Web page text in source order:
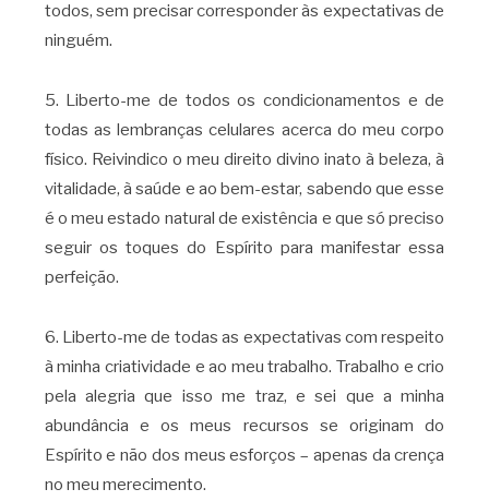
todos, sem precisar corresponder às expectativas de
ninguém.
5. Liberto-me de todos os condicionamentos e de
todas as lembranças celulares acerca do meu corpo
físico. Reivindico o meu direito divino inato à beleza, à
vitalidade, à saúde e ao bem-estar, sabendo que esse
é o meu estado natural de existência e que só preciso
seguir os toques do Espírito para manifestar essa
perfeição.
6. Liberto-me de todas as expectativas com respeito
à minha criatividade e ao meu trabalho. Trabalho e crio
pela alegria que isso me traz, e sei que a minha
abundância e os meus recursos se originam do
Espírito e não dos meus esforços – apenas da crença
no meu merecimento.